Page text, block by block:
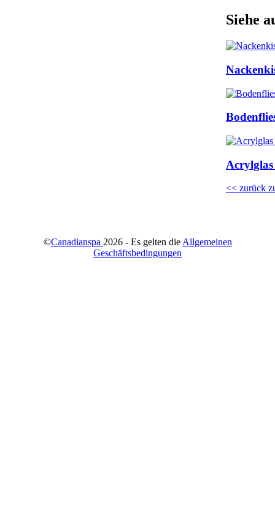
Siehe
<< zurück
©Canadianspa 2026 - Es gelten die Allgemeinen
Geschäftsbedingungen